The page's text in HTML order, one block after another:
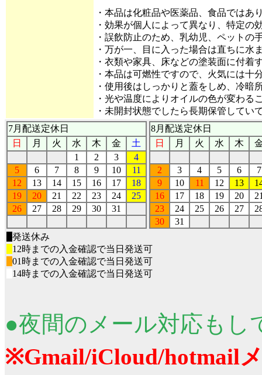
・本品は化粧品や医薬品、食品ではあ
・効果が個人によって異なり、特定の
・誤飲防止のため、乳幼児、ペットの
・万が一、目に入った場合は直ちに水
・衣類や家具、床などの塗装面に付
・本品は可燃性ですので、火気には十
・使用後はしっかりと蓋をしめ、冷暗
・光や温度によりオイルの色が変わ
・未開封状態でしたら長期保管してい
7月配送定休日
日
月 火 水 木 金
土
1
2 3
4
5
6 7 8 9 10
11
12
13 14 15 16 17
18
19
20 21 22 23 24
25
26
27 28 29 30 31
8月配送定休日
日
月 火 水 木
2 3 4 5 6
7
9
10 11 12 13
16
17 18 19 20
23
24 25 26 27
30
31
発送休み
12時までの入金確認で当日発送可
01時までの入金確認で当日発送可
14時までの入金確認で当日発送可
●夜間のメール対応もし
※Gmail/iCloud/hotmail